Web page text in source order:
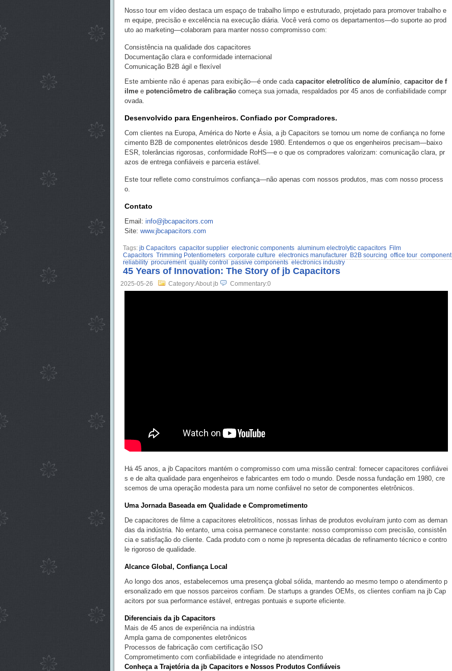
Nosso tour em vídeo destaca um espaço de trabalho limpo e estruturado, projetado para promover trabalho e
m equipe, precisão e excelência na execução diária. Você verá como os departamentos—do suporte ao prod
uto ao marketing—colaboram para manter nosso compromisso com:
Consistência na qualidade dos capacitores
Documentação clara e conformidade internacional
Comunicação B2B ágil e flexível
Este ambiente não é apenas para exibição—é onde cada capacitor eletrolítico de alumínio, capacitor de f
ilmee potenciômetro de calibraçãocomeça sua jornada, respaldados por 45 anos de confiabilidade compr
ovada.
Desenvolvido para Engenheiros. Confiado por Compradores.
Com clientes na Europa, América do Norte e Ásia, a jb Capacitors se tornou um nome de confiança no forne
cimento B2B de componentes eletrônicos desde 1980. Entendemos o que os engenheiros precisam—baixo
ESR, tolerâncias rigorosas, conformidade RoHS—e o que os compradores valorizam: comunicação clara, pr
azos de entrega confiáveis e parceria estável.
Este tour reflete como construímos confiança—não apenas com nossos produtos, mas com nosso process
o.
Contato
Email: info@jbcapacitors.com
Site: www.jbcapacitors.com
Tags: jb Capacitors capacitor supplier electronic components aluminum electrolytic capacitors
Film
Capacitors Trimming Potentiometers corporate culture electronics manufacturer B2B sourcing office tour component
reliability procurement quality control passive components electronics industry
45 Years of Innovation: The Story of jb Capacitors
2025-05-26 Category:About jb Commentary:0
Há 45 anos, a jb Capacitors mantém o compromisso com uma missão central: fornecer capacitores confiávei
s e de alta qualidade para engenheiros e fabricantes em todo o mundo. Desde nossa fundação em 1980, cre
scemos de uma operação modesta para um nome confiável no setor de componentes eletrônicos.
Uma Jornada Baseada em Qualidade e Comprometimento
De capacitores de filme a capacitores eletrolíticos, nossas linhas de produtos evoluíram junto com as deman
das da indústria. No entanto, uma coisa permanece constante: nosso compromisso com precisão, consistên
cia e satisfação do cliente. Cada produto com o nome jb representa décadas de refinamento técnico e contro
le rigoroso de qualidade.
Alcance Global, Confiança Local
Ao longo dos anos, estabelecemos uma presença global sólida, mantendo ao mesmo tempo o atendimento p
ersonalizado em que nossos parceiros confiam. De startups a grandes OEMs, os clientes confiam na jb Cap
acitors por sua performance estável, entregas pontuais e suporte eficiente.
Diferenciais da jb Capacitors
Mais de 45 anos de experiência na indústria
Ampla gama de componentes eletrônicos
Processos de fabricação com certificação ISO
Comprometimento com confiabilidade e integridade no atendimento
Conheça a Trajetória da jb Capacitors e Nossos Produtos Confiáveis